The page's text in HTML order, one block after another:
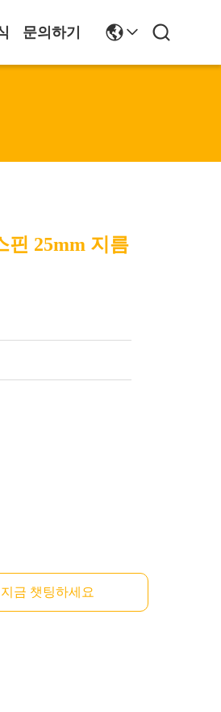
문의하기
핀 25mm 지름
지금 챗팅하세요